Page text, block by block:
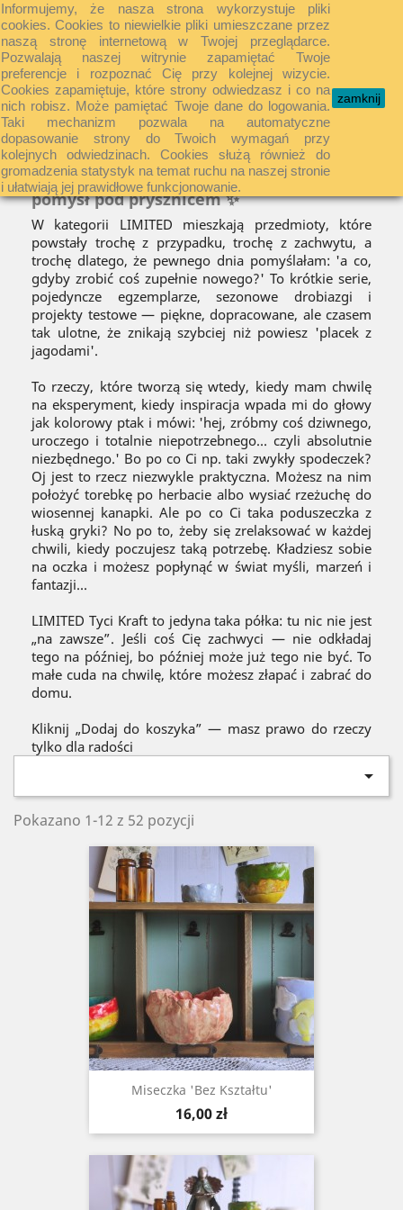
Informujemy, że nasza strona wykorzystuje pliki
cookies. Cookies to niewielkie pliki umieszczane przez
naszą stronę internetową w Twojej przeglądarce.
Pozwalają naszej witrynie zapamiętać Twoje
preferencje i rozpoznać Cię przy kolejnej wizycie.
Cookies zapamiętuje, które strony odwiedzasz i co na
nich robisz. Może pamiętać Twoje dane do logowania.
Taki mechanizm pozwala na automatyczne
dopasowanie strony do Twoich wymagań przy
kolejnych odwiedzinach. Cookies służą również do
gromadzenia statystyk na temat ruchu na naszej stronie
i ułatwiają jej prawidłowe funkcjonowanie.
zamknij


LIMITED
LIMITED — rzeczy, które pojawiły się jak
pomysł pod prysznicem ✨
W kategorii LIMITED mieszkają przedmioty, które
powstały trochę z przypadku, trochę z zachwytu, a
trochę dlatego, że pewnego dnia pomyślałam: 'a co,
gdyby zrobić coś zupełnie nowego?' To krótkie serie,
pojedyncze egzemplarze, sezonowe drobiazgi i
projekty testowe — piękne, dopracowane, ale czasem
tak ulotne, że znikają szybciej niż powiesz 'placek z
jagodami'.
To rzeczy, które tworzą się wtedy, kiedy mam chwilę
na eksperyment, kiedy inspiracja wpada mi do głowy
jak kolorowy ptak i mówi: 'hej, zróbmy coś dziwnego,
uroczego i totalnie niepotrzebnego… czyli absolutnie
niezbędnego.' Bo po co Ci np. taki zwykły spodeczek?
Oj jest to rzecz niezwykle praktyczna. Możesz na nim
położyć torebkę po herbacie albo wysiać rzeżuchę do
wiosennej kanapki. Ale po co Ci taka poduszeczka z
łuską gryki? No po to, żeby się zrelaksować w każdej
chwili, kiedy poczujesz taką potrzebę. Kładziesz sobie
na oczka i możesz popłynąć w świat myśli, marzeń i
fantazji...
LIMITED Tyci Kraft to jedyna taka półka: tu nic nie jest
„na zawsze”. Jeśli coś Cię zachwyci — nie odkładaj
tego na później, bo później może już tego nie być. To
małe cuda na chwilę, które możesz złapać i zabrać do
domu.
Kliknij „Dodaj do koszyka” — masz prawo do rzeczy
tylko dla radości

Pokazano 1-12 z 52 pozycji
Miseczka 'bez Kształtu'
Cena
16,00 zł